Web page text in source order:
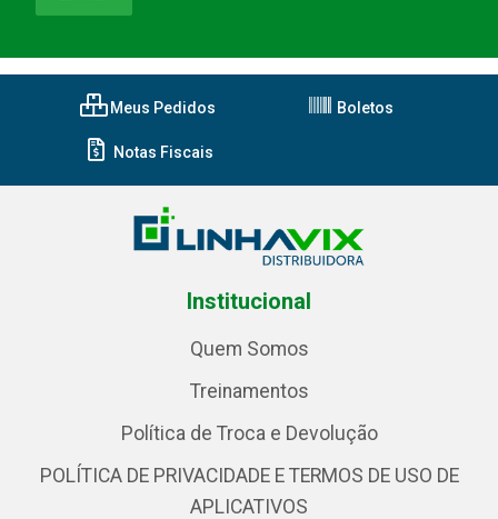
Meus Pedidos Boletos
Notas Fiscais
Institucional
Quem Somos
Treinamentos
Política de Troca e Devolução
POLÍTICA DE PRIVACIDADE E TERMOS DE USO DE
APLICATIVOS